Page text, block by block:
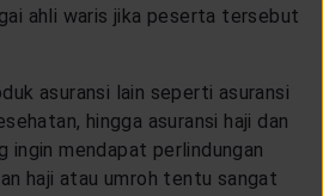
ahli waris jika peserta tersebut
asuransi lain seperti asuransi
hingga asuransi haji dan
ingin mendapat perlindungan
haji atau umroh tentu sangat